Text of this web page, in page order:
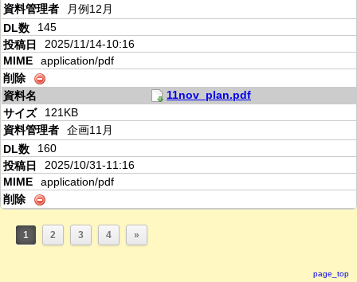
月例12月
145
2025/11/14-10:16
application/pdf
11nov_plan.pdf
121KB
企画11月
160
2025/10/31-11:16
application/pdf
1 2 3 4 »
page_top